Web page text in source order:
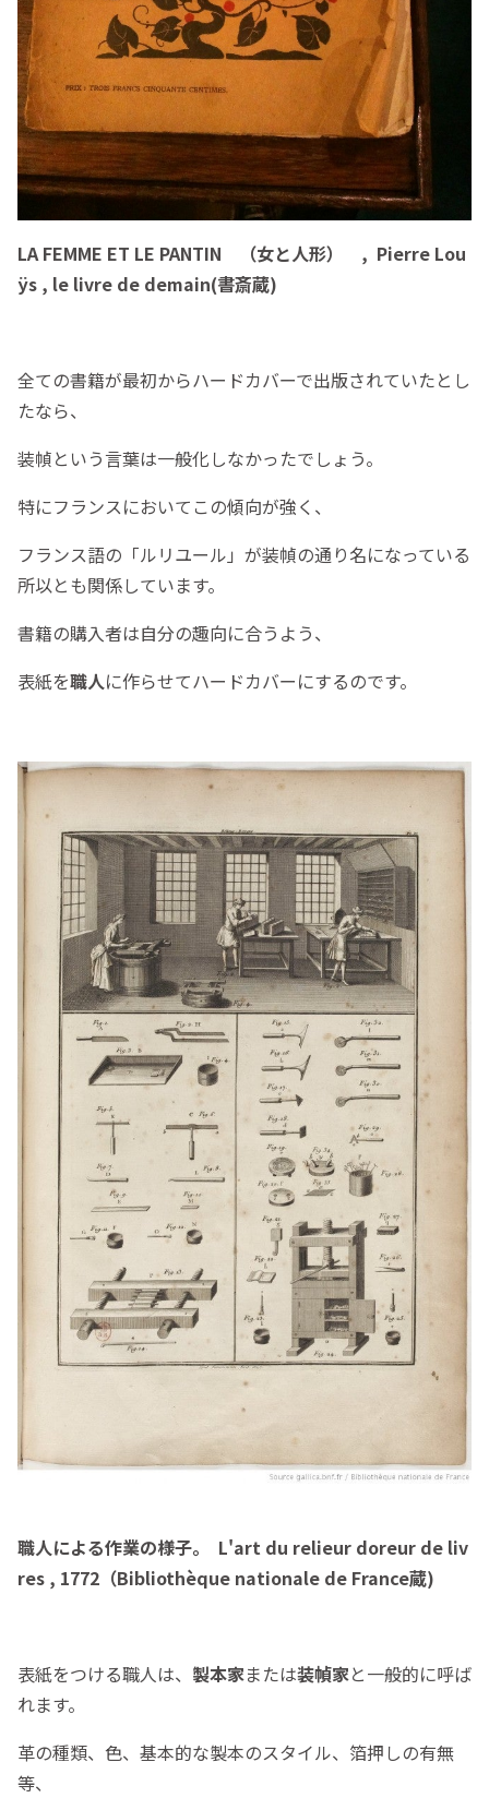
LA FEMME ET LE PANTIN （女と人形） , Pierre Lou
ÿs , le livre de demain(書斎蔵)
全ての書籍が最初からハードカバーで出版されていたとし
たなら、
装幀という言葉は一般化しなかったでしょう。
特にフランスにおいてこの傾向が強く、
フランス語の「ルリユール」が装幀の通り名になっている
所以とも関係しています。
書籍の購入者は自分の趣向に合うよう、
表紙を職人に作らせてハードカバーにするのです。
職人による作業の様子。 L'art du relieur doreur de liv
res , 1772（Bibliothèque nationale de France蔵)
表紙をつける職人は、 製本家または装幀家と一般的に呼ば
れます。
革の種類、色、基本的な製本のスタイル、箔押しの有無
等、